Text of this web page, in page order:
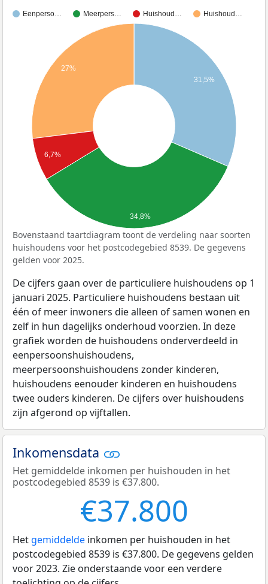
Eenperso… Meerpers… Huishoud… Huishoud…
31,5%
27%
6,7%
34,8%
Bovenstaand taartdiagram toont de verdeling naar soorten
huishoudens voor het postcodegebied 8539. De gegevens
gelden voor 2025.
De cijfers gaan over de particuliere huishoudens op 1
januari 2025. Particuliere huishoudens bestaan uit
één of meer inwoners die alleen of samen wonen en
zelf in hun dagelijks onderhoud voorzien. In deze
grafiek worden de huishoudens onderverdeeld in
eenpersoonshuishoudens,
meerpersoonshuishoudens zonder kinderen,
huishoudens eenouder kinderen en huishoudens
twee ouders kinderen. De cijfers over huishoudens
zijn afgerond op vijftallen.
Inkomensdata
Het gemiddelde inkomen per huishouden in het
postcodegebied 8539 is €37.800.
€37.800
Het gemiddelde inkomen per huishouden in het
postcodegebied 8539 is €37.800. De gegevens gelden
voor 2023. Zie onderstaande voor een verdere